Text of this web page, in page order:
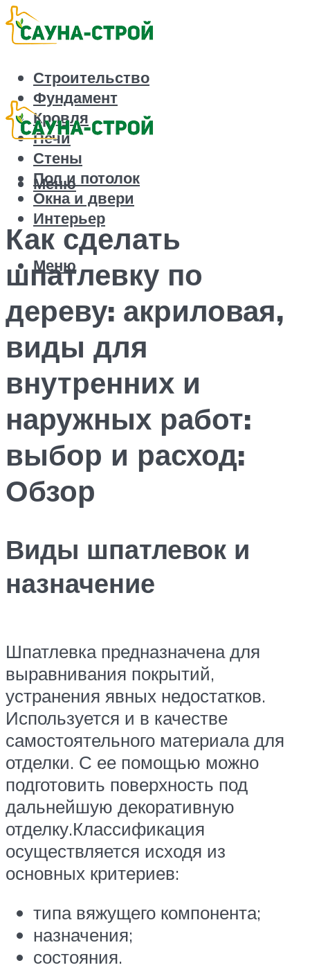
Строительство
Фундамент
Кровля
Печи
Стены
Пол и потолок
Окна и двери
Интерьер
Меню
Меню
Как сделать
шпатлевку по
дереву: акриловая,
виды для
внутренних и
наружных работ:
выбор и расход:
Обзор
Виды шпатлевок и
назначение
Шпатлевка предназначена для
выравнивания покрытий,
устранения явных недостатков.
Используется и в качестве
самостоятельного материала для
отделки. С ее помощью можно
подготовить поверхность под
дальнейшую декоративную
отделку.Классификация
осуществляется исходя из
основных критериев:
типа вяжущего компонента;
назначения;
состояния.